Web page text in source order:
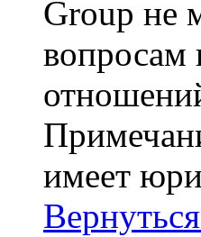
Group не
вопросам
имеет